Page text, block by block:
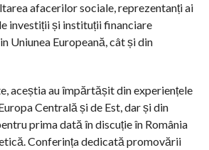
afacerilor sociale, reprezentanți ai
investiții și instituții financiare
Uniunea Europeană, cât și din
aceștia au împărtășit din experiențele
Centrală și de Est, dar și din
prima dată în discuție în România
Conferința dedicată promovării